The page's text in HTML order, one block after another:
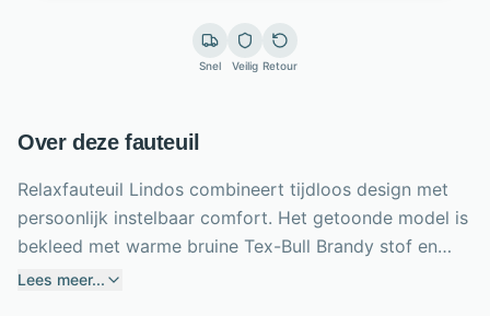
Snel Veilig Retour
Over deze fauteuil
Relaxfauteuil Lindos combineert tijdloos design met
persoonlijk instelbaar comfort. Het getoonde model is
bekleed met warme bruine Tex-Bull Brandy stof en
staat op een zwarte metalen stervoet. Dankzij de
Lees meer...